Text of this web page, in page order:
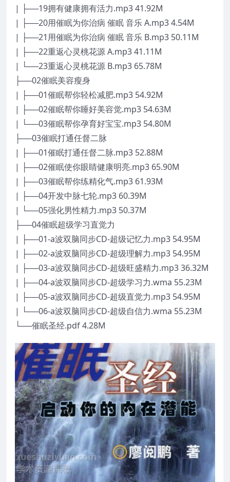
| ├──19拥有健康拥有活力.mp3 41.92M
| ├──20用催眠为你治病 催眠 音乐 A.mp3 4.54M
| ├──21用催眠为你治病 催眠 音乐 B.mp3 50.11M
| ├──22重返心灵桃花源 A.mp3 41.11M
| └──23重返心灵桃花源 B.mp3 65.78M
├──02催眠美容瘦身
| ├──01催眠帮你轻松减肥.mp3 54.92M
| ├──02催眠帮你睡好美容觉.mp3 54.63M
| └──03催眠帮你孕育好宝宝.mp3 54.80M
├──03催眠打通任督二脉
| ├──01催眠打通任督二脉.mp3 52.88M
| ├──02催眠使你眼睛健康明亮.mp3 65.90M
| ├──03催眠帮你练精化气.mp3 61.93M
| ├──04开发中脉七轮.mp3 60.39M
| └──05强化男性精力.mp3 50.37M
├──04催眠超级学习直觉力
| ├──01-a波双脑同步CD-超级记忆力.mp3 54.95M
| ├──02-a波双脑同步CD-超级理解力.mp3 54.95M
| ├──03-a波双脑同步CD-超级旺盛精力.mp3 36.32M
| ├──04-a波双脑同步CD-超级学习力.wma 55.23M
| ├──05-a波双脑同步CD-超级直觉力.mp3 54.95M
| └──06-a波双脑同步CD-超级自信力.wma 55.23M
└──催眠圣经.pdf 4.28M